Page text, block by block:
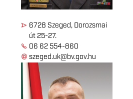
6728 Szeged, Dorozsmai
út 25-27.
06 62 554-860
szeged.uk@bv.gov.hu